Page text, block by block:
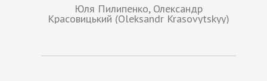
Юля Пилипенко, Олександр
Красовицький (Oleksandr Krasovytskyy)